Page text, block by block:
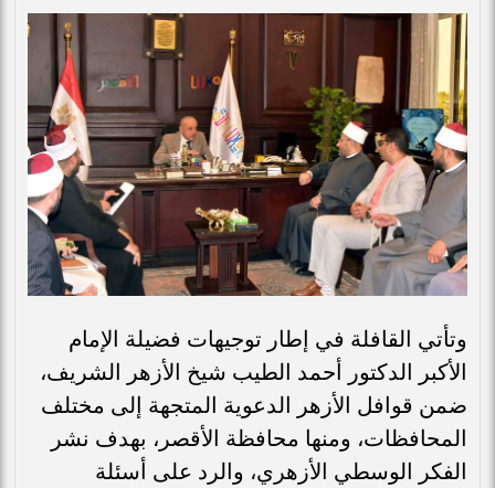
وتأتي القافلة في إطار توجيهات فضيلة الإمام
الأكبر الدكتور أحمد الطيب شيخ الأزهر الشريف،
ضمن قوافل الأزهر الدعوية المتجهة إلى مختلف
المحافظات، ومنها محافظة الأقصر، بهدف نشر
الفكر الوسطي الأزهري، والرد على أسئلة